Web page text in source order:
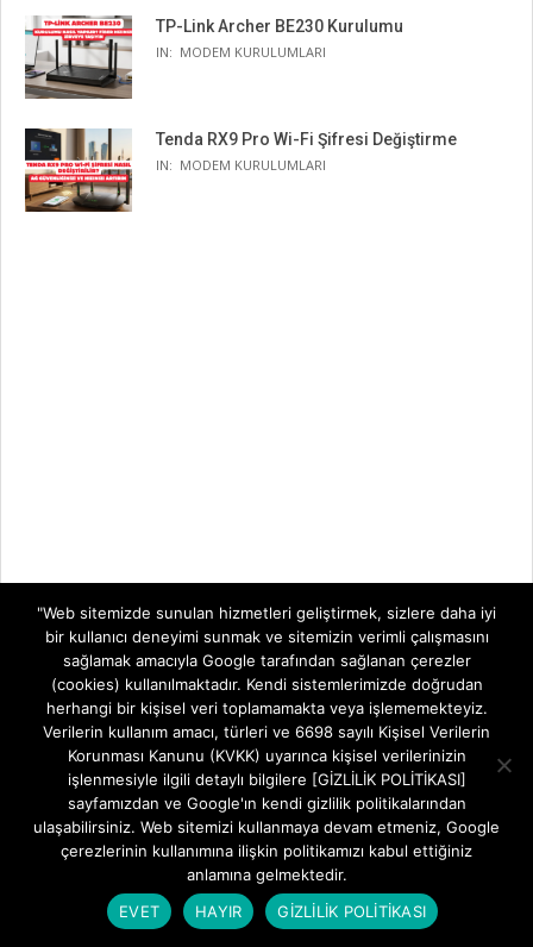
TP-Link Archer BE230 Kurulumu
IN: MODEM KURULUMLARI
Tenda RX9 Pro Wi-Fi Şifresi Değiştirme
IN: MODEM KURULUMLARI
"Web sitemizde sunulan hizmetleri geliştirmek, sizlere daha iyi
bir kullanıcı deneyimi sunmak ve sitemizin verimli çalışmasını
sağlamak amacıyla Google tarafından sağlanan çerezler
(cookies) kullanılmaktadır. Kendi sistemlerimizde doğrudan
herhangi bir kişisel veri toplamamakta veya işlememekteyiz.
Verilerin kullanım amacı, türleri ve 6698 sayılı Kişisel Verilerin
Korunması Kanunu (KVKK) uyarınca kişisel verilerinizin
işlenmesiyle ilgili detaylı bilgilere [GİZLİLİK POLİTİKASI]
sayfamızdan ve Google'ın kendi gizlilik politikalarından
ulaşabilirsiniz. Web sitemizi kullanmaya devam etmeniz, Google
çerezlerinin kullanımına ilişkin politikamızı kabul ettiğiniz
anlamına gelmektedir.
EVET
HAYIR GİZLİLİK POLİTİKASI